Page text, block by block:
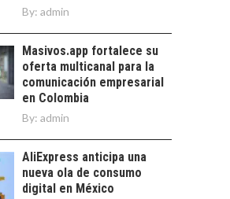
El Desierto de
Atacama: Motor
Estratégico para el
Desarrollo Turístico…
MINERA CHILENA
FRENTE AL DESAFÍO
DE LA
SOSTENIBILIDAD
el reto ineludible de…
By: admin
Masivos.app fortalece su
oferta multicanal para la
comunicación empresarial
en Colombia
By: admin
AliExpress anticipa una
nueva ola de consumo
digital en México